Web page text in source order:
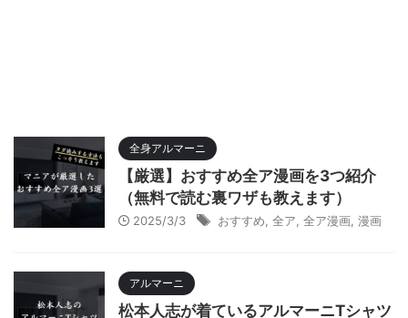
全身アルマーニ
【厳選】おすすめ全ア漫画を3つ紹介
（無料で読む裏ワザも教えます）
2025/3/3 おすすめ 全ア 全ア漫画 漫画
アルマーニ
松本人志が着ているアルマーニTシャツ